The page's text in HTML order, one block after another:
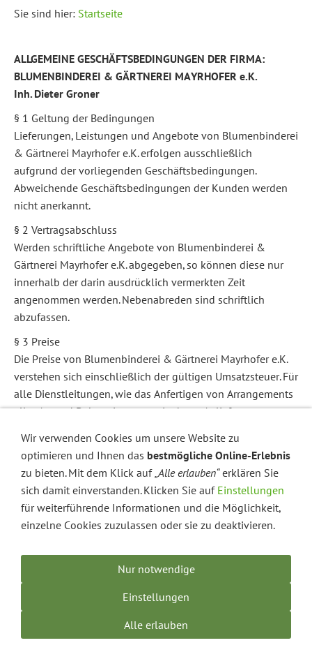
Sie sind hier: Startseite
ALLGEMEINE GESCHÄFTSBEDINGUNGEN DER FIRMA:
BLUMENBINDEREI & GÄRTNEREI MAYRHOFER e.K.
Inh. Dieter Groner
§ 1 Geltung der Bedingungen
Lieferungen, Leistungen und Angebote von Blumenbinderei
& Gärtnerei Mayrhofer e.K. erfolgen ausschließlich
aufgrund der vorliegenden Geschäftsbedingungen.
Abweichende Geschäftsbedingungen der Kunden werden
nicht anerkannt.
§ 2 Vertragsabschluss
Werden schriftliche Angebote von Blumenbinderei &
Gärtnerei Mayrhofer e.K. abgegeben, so können diese nur
innerhalb der darin ausdrücklich vermerkten Zeit
angenommen werden. Nebenabreden sind schriftlich
abzufassen.
§ 3 Preise
Die Preise von Blumenbinderei & Gärtnerei Mayrhofer e.K.
verstehen sich einschließlich der gültigen Umsatzsteuer. Für
alle Dienstleitungen, wie das Anfertigen von Arrangements
aller Art und Dekorationen sowie deren Anlieferung an
Nettopreis zuzüglich der gesetzlichen Mehrwertsteuer.
Zusatzleistungen, die über den eigentlichen Pflanzen- und
Blumenverkauf hinausgehen, sind gesondert zu vergüten.
Dazu gehören insbesondere Anlieferungen, Versand,
Extrabeiwerk, Sonderverpackungen, Karten, Änderungen
von Gebinden, Materialien, Arrangieren an drittem Ort.
§ 4 Fälligkeit
Die Lieferungen von Blumenbinderei & Gärtnerei Mayrhofer
e.K. sind bei Übergabe der Ware bar zu vergüten, sofern
nicht eine andere Leistungszeit vereinbart ist.
§ 5 Lieferzeit und Gefahrtragung
Wir verwenden Cookies um unsere Website zu
optimieren und Ihnen das bestmögliche Online-Erlebnis
zu bieten. Mit dem Klick auf„Alle erlauben“erklären Sie
sich damit einverstanden. Klicken Sie auf Einstellungen
für weiterführende Informationen und die Möglichkeit,
einzelne Cookies zuzulassen oder sie zu deaktivieren.
Nur notwendige
Einstellungen
Alle erlauben